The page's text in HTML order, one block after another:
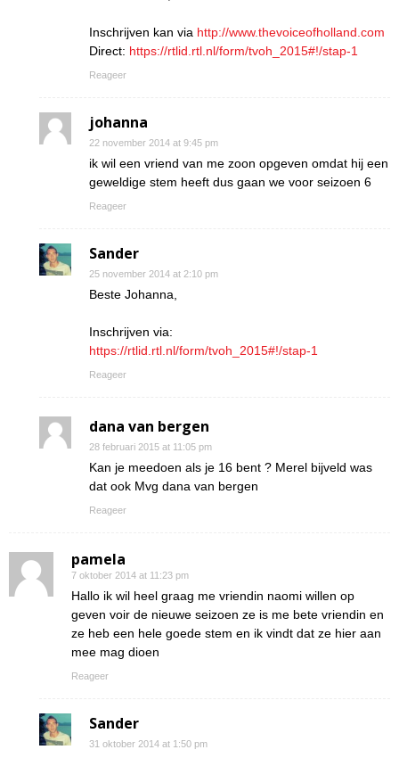
Inschrijven kan via http://www.thevoiceofholland.com
Direct: https://rtlid.rtl.nl/form/tvoh_2015#!/stap-1
Reageer
johanna
22 november 2014 at 9:45 pm
ik wil een vriend van me zoon opgeven omdat hij een
geweldige stem heeft dus gaan we voor seizoen 6
Reageer
Sander
25 november 2014 at 2:10 pm
Beste Johanna,
Inschrijven via:
https://rtlid.rtl.nl/form/tvoh_2015#!/stap-1
Reageer
dana van bergen
28 februari 2015 at 11:05 pm
Kan je meedoen als je 16 bent ? Merel bijveld was
dat ook Mvg dana van bergen
Reageer
pamela
7 oktober 2014 at 11:23 pm
Hallo ik wil heel graag me vriendin naomi willen op
geven voir de nieuwe seizoen ze is me bete vriendin en
ze heb een hele goede stem en ik vindt dat ze hier aan
mee mag dioen
Reageer
Sander
31 oktober 2014 at 1:50 pm